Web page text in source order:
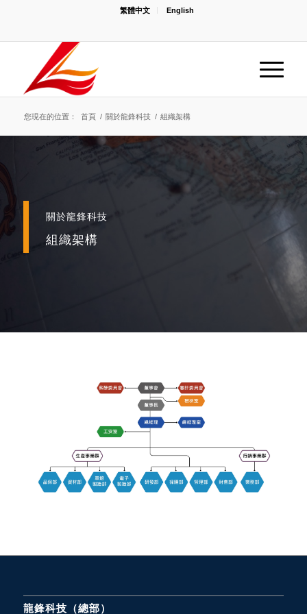
繁體中文 English
您現在的位置： 首頁 / 關於龍鋒科技 / 組織架構
關於龍鋒科技
組織架構
龍鋒科技（總部）